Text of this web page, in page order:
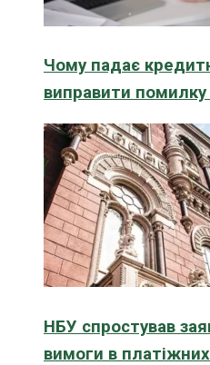
Чому падає
виправити помилку
НБУ спростував
вимоги в